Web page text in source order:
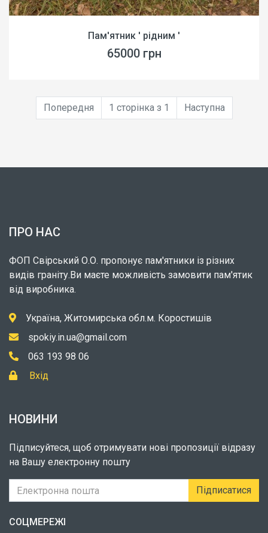
Пам'ятник ' рідним '
65000 грн
Попередня 1 сторінка з 1 Наступна
ПРО НАС
ФОП Свірський О.О. пропонує пам'ятники із різних
видів граніту.Ви маєте можливість замовити пам'ятик
від виробника.
Україна, Житомирська обл.м. Коростишів
spokiy.in.ua@gmail.com
063 193 98 06
Вхід
НОВИНИ
Підписуйтеся, щоб отримувати нові пропозиції відразу
на Вашу електронну пошту
Підписатися
СОЦМЕРЕЖІ